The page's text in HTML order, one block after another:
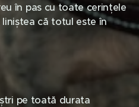
în pas cu toate cerințele
că totul este în
pe toată durata